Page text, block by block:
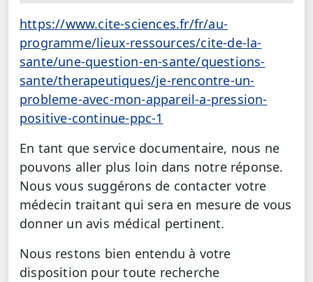
https://www.cite-sciences.fr/fr/au-
programme/lieux-ressources/cite-de-la-
sante/une-question-en-sante/questions-
sante/therapeutiques/je-rencontre-un-
probleme-avec-mon-appareil-a-pression-
positive-continue-ppc-1
En tant que service documentaire, nous ne
pouvons aller plus loin dans notre réponse.
Nous vous suggérons de contacter votre
médecin traitant qui sera en mesure de vous
donner un avis médical pertinent.
Nous restons bien entendu à votre
disposition pour toute recherche